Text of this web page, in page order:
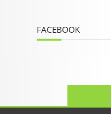
FACEBOOK